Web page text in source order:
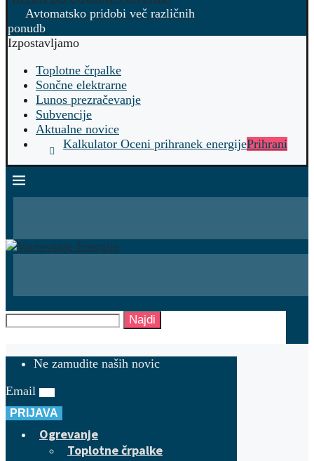
Avtomatsko pridobi več različnih
ponudb
Izpostavljamo
Toplotne črpalke
Sončne elektrarne
Lunos prezračevanje
Subvencije
Aktualne novice
Kalkulator Oceni prihranek energijePrihrani
Najdi
Ne zamudite naših novic
Email
PRIJAVA
Ogrevanje
Toplotne črpalke